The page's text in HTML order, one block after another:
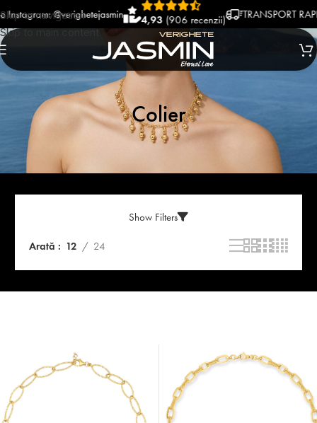
Skip to navigation
Skip to main content
@verighetejasmin 4,93(906 recenzii) TRANSPORT RAPID SI
Colier
Show Filters
Arată 12 24